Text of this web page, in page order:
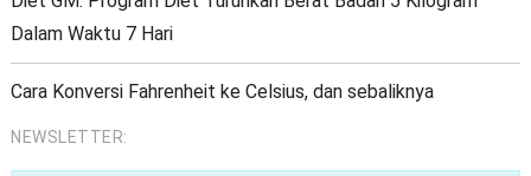
Dalam Waktu 7 Hari
Cara Konversi Fahrenheit ke Celsius, dan sebaliknya
NEWSLETTER: